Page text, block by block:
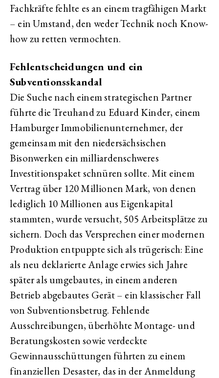
Fachkräfte fehlte es an einem tragfähigen Markt
– ein Umstand, den weder Technik noch Know-
how zu retten vermochten.
Fehlentscheidungen und ein
Subventionsskandal
Die Suche nach einem strategischen Partner
führte die Treuhand zu Eduard Kinder, einem
Hamburger Immobilienunternehmer, der
gemeinsam mit den niedersächsischen
Bisonwerken ein milliardenschweres
Investitionspaket schnüren sollte. Mit einem
Vertrag über 120 Millionen Mark, von denen
lediglich 10 Millionen aus Eigenkapital
stammten, wurde versucht, 505 Arbeitsplätze zu
sichern. Doch das Versprechen einer modernen
Produktion entpuppte sich als trügerisch: Eine
als neu deklarierte Anlage erwies sich Jahre
später als umgebautes, in einem anderen
Betrieb abgebautes Gerät – ein klassischer Fall
von Subventionsbetrug. Fehlende
Ausschreibungen, überhöhte Montage- und
Beratungskosten sowie verdeckte
Gewinnausschüttungen führten zu einem
finanziellen Desaster, das in der Anmeldung